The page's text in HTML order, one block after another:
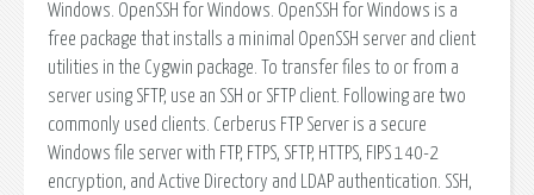
Windows. OpenSSH for Windows. OpenSSH for Windows is a
free package that installs a minimal OpenSSH server and client
utilities in the Cygwin package. To transfer files to or from a
server using SFTP, use an SSH or SFTP client. Following are two
commonly used clients. Cerberus FTP Server is a secure
Windows file server with FTP, FTPS, SFTP, HTTPS, FIPS 140-2
encryption, and Active Directory and LDAP authentication. SSH,